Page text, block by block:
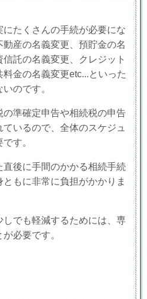
たくさんの手続が必要にな
動産の名義変更、預貯金の名
託の名義変更、クレジット
金の名義変更etc...といった
のです。
の準確定申告や相続税の申告
いるので、全体のスケジュ
す。
直後に手間のかかる相続手続
もに非常に負担がかかりま
しでも軽減するためには、専
必要です。